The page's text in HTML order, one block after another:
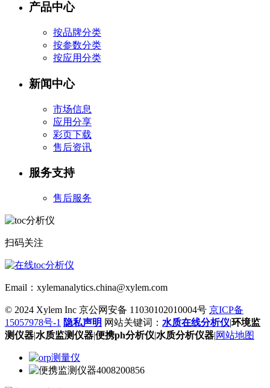
产品中心
按品牌分类
按参数分类
按应用分类
新闻中心
市场信息
应用分享
彩页下载
售后资讯
服务支持
售后服务
扫码关注
Email：xylemanalytics.china@xylem.com
© 2024 Xylem Inc 京公网安备 11030102010004号 京ICP备
15057978号-1 隐私声明 网站关键词： 水质在线分析仪|环境监
测仪器|水质监测仪器|便携ph分析仪|水质分析仪器|网站地图
4008200856